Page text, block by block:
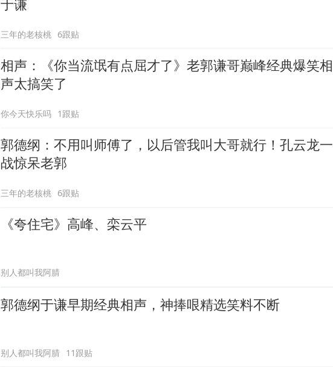
于谦
三年的老核桃 6跟贴
相声：《你当流氓有点屈才了》老郭谦哥巅峰经典爆笑相
声太搞笑了
你今天快乐吗 1跟贴
郭德纲：不用叫师傅了，以后管我叫大哥就行！孔云龙一
战惊呆老郭
三年的老核桃 6跟贴
《夸住宅》高峰、栾云平
别人都叫我阿腈
郭德纲于谦早期经典相声，神捧哏精选笑料不断
别人都叫我阿腈 11跟贴